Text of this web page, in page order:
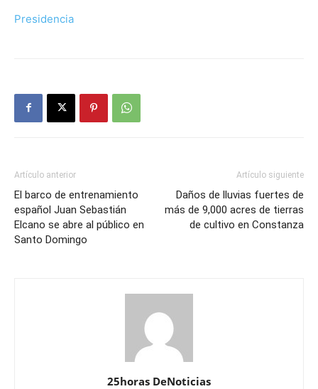
Presidencia
Artículo anterior
El barco de entrenamiento
español Juan Sebastián
Elcano se abre al público en
Santo Domingo
Artículo siguiente
Daños de lluvias fuertes de
más de 9,000 acres de tierras
de cultivo en Constanza
25horas DeNoticias